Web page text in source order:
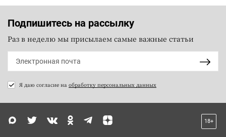
Подпишитесь на рассылку
Раз в неделю мы присылаем самые важные статьи
Я даю согласие на обработку персональных данных
18+